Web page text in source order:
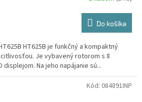
Do košíka
HT625B je funkčný a kompaktný
Je vybavený rotorom s 8
Na jeho napájanie sú...
Kód: 084891INP